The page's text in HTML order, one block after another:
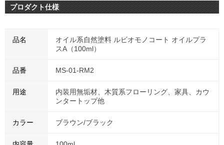
プロダクト仕様
品名
オイル系自然塗料 ルビオモノコート オイルプラ
スA（100ml）
品番 MS-01-RM2
用途
内装用無垢材、木質系フローリング、家具、カウ
ンタートップ他
カラー ブラウン/ブラック